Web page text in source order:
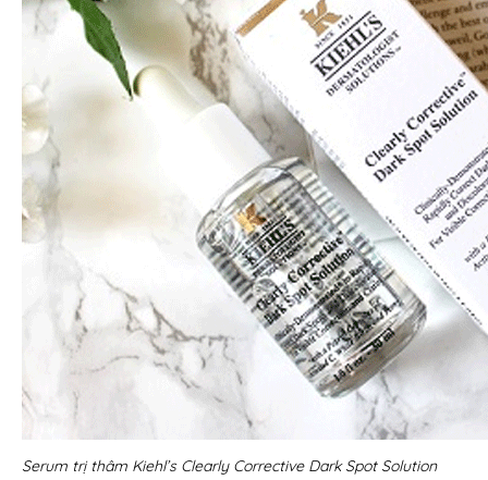
Serum trị thâm Kiehl’s Clearly Corrective Dark Spot Solution